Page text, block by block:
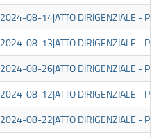
2024-08-14|ATTO DIRIGENZIALE -
2024-08-13|ATTO DIRIGENZIALE -
2024-08-26|ATTO DIRIGENZIALE -
2024-08-12|ATTO DIRIGENZIALE -
2024-08-22|ATTO DIRIGENZIALE -